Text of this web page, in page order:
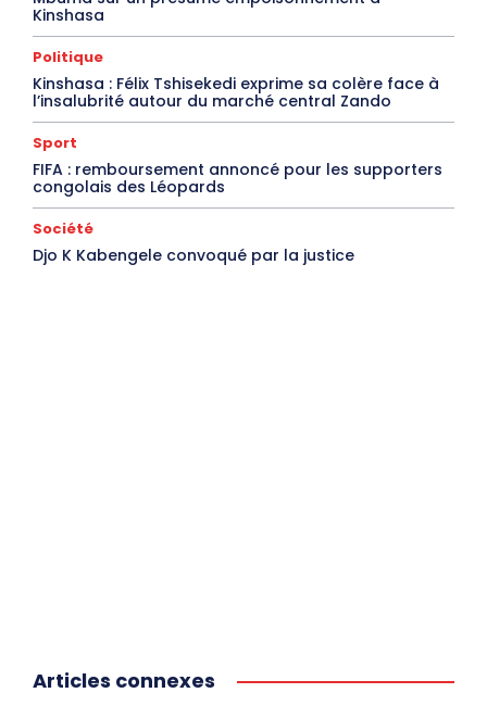
Kinshasa
Politique
Kinshasa : Félix Tshisekedi exprime sa colère face à
l’insalubrité autour du marché central Zando
Sport
FIFA : remboursement annoncé pour les supporters
congolais des Léopards
Société
Djo K Kabengele convoqué par la justice
Articles connexes